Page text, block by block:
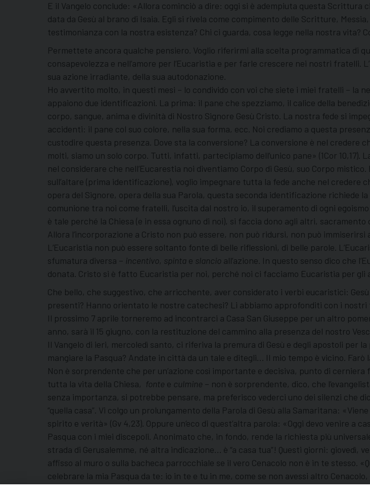
E il Vangelo conclude: «Allora cominciò a dire: oggi si è adempiuta questa Scrittura
data da Gesù al brano di Isaia. Egli si rivela come compimento delle Scritture,
testimonianza con la nostra esistenza? Chi ci guarda, cosa legge nella nostra vita?
Permettete ancora qualche pensiero. Voglio riferirmi alla scelta programmatica di
consapevolezza e nell’amore per l’Eucaristia e per farle crescere nei nostri fratelli.
sua azione irradiante, della sua autodonazione.
Ho avvertito molto, in questi mesi – lo condivido con voi che siete i miei fratelli – la
appaiono due identificazioni. La prima: il pane che spezziamo, il calice della
corpo, sangue, anima e divinità di Nostro Signore Gesù Cristo. La nostra fede si
accidenti: il pane col suo colore, nella sua forma, ecc. Noi crediamo a questa
custodire questa presenza. Dove sta la conversione? La conversione è nel credere
molti, siamo un solo corpo. Tutti, infatti, partecipiamo dell’unico pane» (1Cor
nel considerare che nell’Eucarestia noi diventiamo Corpo di Gesù, suo Corpo
sull’altare (prima identificazione), voglio impegnare tutta la fede anche nel credere
opera del Signore, opera della sua Parola, questa seconda identificazione richiede
comunione tra noi come fratelli, l’uscita dal nostro io, il superamento di ogni
è tale perché la Chiesa (e in essa ognuno di noi), si faccia dono agli altri,
Allora l’incorporazione a Cristo non può essere, non può ridursi, non può
L’Eucaristia non può essere soltanto fonte di belle riflessioni, di belle parole.
sfumatura diversa – incentivo, spinta e slancio all’azione. In questo senso dico che
donata. Cristo si è fatto Eucaristia per noi, perché noi ci facciamo Eucaristia per gli
Che bello, che suggestivo, che arricchente, aver considerato i verbi eucaristici:
presenti? Hanno orientato le nostre catechesi? Li abbiamo approfonditi con i nostri
Il prossimo 7 aprile torneremo ad incontrarci a Casa San Giuseppe per un altro
anno, sarà il 15 giugno, con la restituzione del cammino alla presenza del nostro
Il Vangelo di ieri, mercoledì santo, ci riferiva la premura di Gesù e degli apostoli per
mangiare la Pasqua? Andate in città da un tale e ditegli… Il mio tempo è vicino. Farò
Non è sorprendente che per un’azione così importante e decisiva, punto di cerniera
tutta la vita della Chiesa, fonte e culmine – non è sorprendente, dico, che
senza importanza, si potrebbe pensare, ma preferisco vederci uno dei silenzi che
“quella casa”. Vi colgo un prolungamento della Parola di Gesù alla Samaritana:
spirito e verità» (Gv 4,23). Oppure un’eco di quest’altra parola: «Oggi devo venire a
Pasqua con i miei discepoli. Anonimato che, in fondo, rende la richiesta più
strada di Gerusalemme, né altra indicazione… è “a casa tua”! Questi giorni:
affisso al muro o sulla bacheca parrocchiale se il vero Cenacolo non è in te stesso.
celebrare la mia Pasqua da te: io in te e tu in me, come se non avessi altro